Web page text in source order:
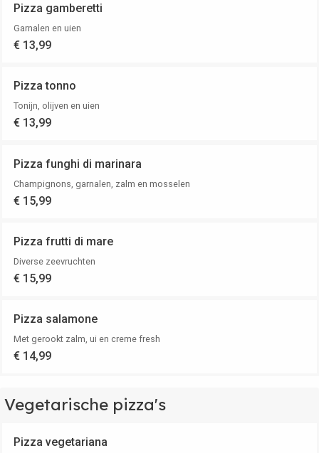
Pizza gamberetti
Garnalen en uien
€ 13,99
Pizza tonno
Tonijn, olijven en uien
€ 13,99
Pizza funghi di marinara
Champignons, garnalen, zalm en mosselen
€ 15,99
Pizza frutti di mare
Diverse zeevruchten
€ 15,99
Pizza salamone
Met gerookt zalm, ui en creme fresh
€ 14,99
Vegetarische pizza's
Pizza vegetariana